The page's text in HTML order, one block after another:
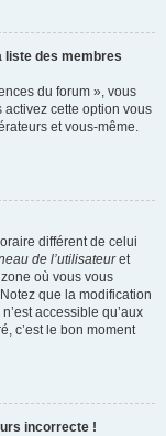
liste des membres
du forum », vous
activez cette option vous
et vous-même.
différent de celui
de l’utilisateuret
où vous vous
que la modification
accessible qu’aux
c’est le bon moment
incorrecte !